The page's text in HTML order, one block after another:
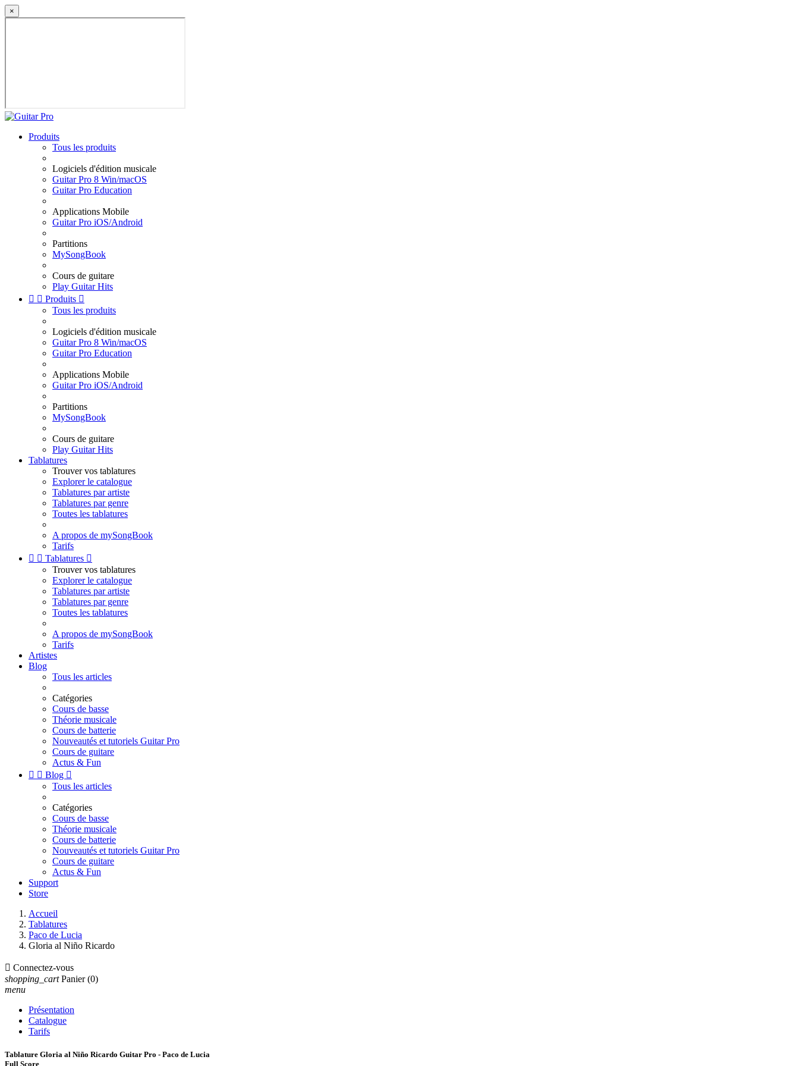
×
Produits
Tous les produits
Logiciels d'édition musicale
Guitar Pro 8 Win/macOS
Guitar Pro Education
Applications Mobile
Guitar Pro iOS/Android
Partitions
MySongBook
Cours de guitare
Play Guitar Hits
  Produits 
Tous les produits
Logiciels d'édition musicale
Guitar Pro 8 Win/macOS
Guitar Pro Education
Applications Mobile
Guitar Pro iOS/Android
Partitions
MySongBook
Cours de guitare
Play Guitar Hits
Tablatures
Trouver vos tablatures
Explorer le catalogue
Tablatures par artiste
Tablatures par genre
Toutes les tablatures
A propos de mySongBook
Tarifs
  Tablatures 
Trouver vos tablatures
Explorer le catalogue
Tablatures par artiste
Tablatures par genre
Toutes les tablatures
A propos de mySongBook
Tarifs
Artistes
Blog
Tous les articles
Catégories
Cours de basse
Théorie musicale
Cours de batterie
Nouveautés et tutoriels Guitar Pro
Cours de guitare
Actus & Fun
  Blog 
Tous les articles
Catégories
Cours de basse
Théorie musicale
Cours de batterie
Nouveautés et tutoriels Guitar Pro
Cours de guitare
Actus & Fun
Support
Store
Accueil
Tablatures
Paco de Lucia
Gloria al Niño Ricardo
 Connectez-vous
shopping_cart Panier (0)
menu
Présentation
Catalogue
Tarifs
Tablature Gloria al Niño Ricardo Guitar Pro - Paco de Lucia
Full Score